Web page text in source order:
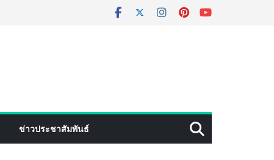
ข่าวประชาสัมพันธ์